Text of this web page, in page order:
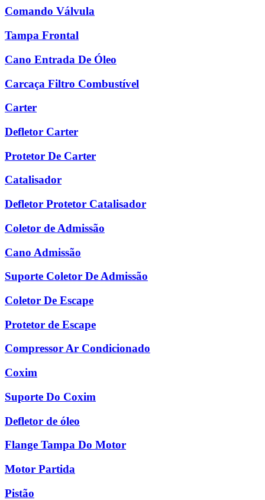
Comando Válvula
Tampa Frontal
Cano Entrada De Óleo
Carcaça Filtro Combustível
Carter
Defletor Carter
Protetor De Carter
Catalisador
Defletor Protetor Catalisador
Coletor de Admissão
Cano Admissão
Suporte Coletor De Admissão
Coletor De Escape
Protetor de Escape
Compressor Ar Condicionado
Coxim
Suporte Do Coxim
Defletor de óleo
Flange Tampa Do Motor
Motor Partida
Pistão